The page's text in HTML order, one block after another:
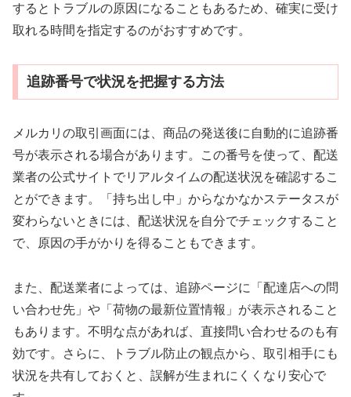
するとトラブルの原因になることもあるため、確実に受け
取れる時間を指定するのがおすすめです。
追跡番号で状況を把握する方法
メルカリの取引画面には、商品の発送後に自動的に追跡番
号が表示される場合があります。この番号を使って、配送
業者の公式サイトでリアルタイムの配送状況を確認するこ
とができます。「持ち出し中」からなかなかステータスが
変わらないときには、配送状況を自分でチェックすること
で、原因の手がかりを得ることもできます。
また、配送業者によっては、追跡ページに「配達店への問
い合わせ先」や「荷物の最新位置情報」が表示されること
もあります。不明な点があれば、直接問い合わせるのも有
効です。さらに、トラブル防止の観点から、取引相手にも
状況を共有しておくと、誤解が生まれにくくなり安心で